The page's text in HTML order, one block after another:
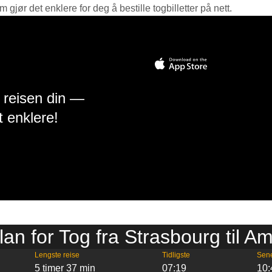
gjør det enklere for deg å bestille togbilletter på nett.
reisen din —
enklere!
for Tog fra Strasbourg til
Lengste reise
5 timer 37 min
Tidligste
07:19